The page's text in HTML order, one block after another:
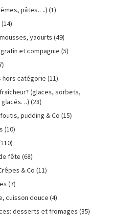
pâtes….) (1)
(14)
yaourts (49)
et compagnie (5)
hors catégorie (11)
(glaces, sorbets,
glacés…) (28)
pudding & Co (15)
(10)
fête (68)
& Co (11)
(7)
cuisson douce (4)
desserts et fromages (35)